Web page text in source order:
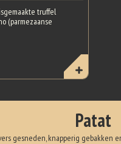
truffel
(parmezaanse
Patat
gesneden, knapperig gebakken